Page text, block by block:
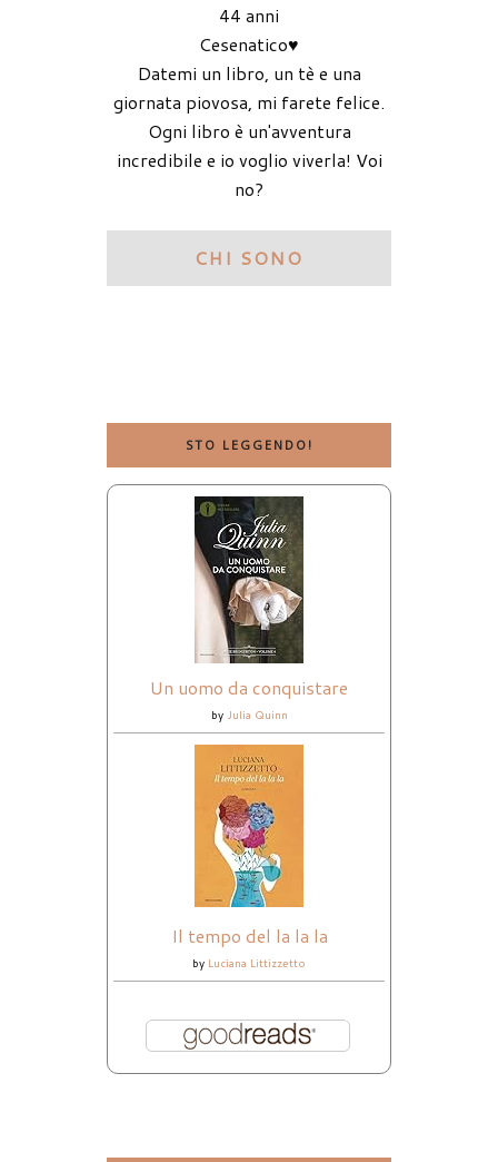
44 anni
Cesenatico♥
Datemi un libro, un tè e una
giornata piovosa, mi farete felice.
Ogni libro è un'avventura
incredibile e io voglio viverla! Voi
no?
CHI SONO
STO LEGGENDO!
Un uomo da conquistare
by Julia Quinn
Il tempo del la la la
by Luciana Littizzetto